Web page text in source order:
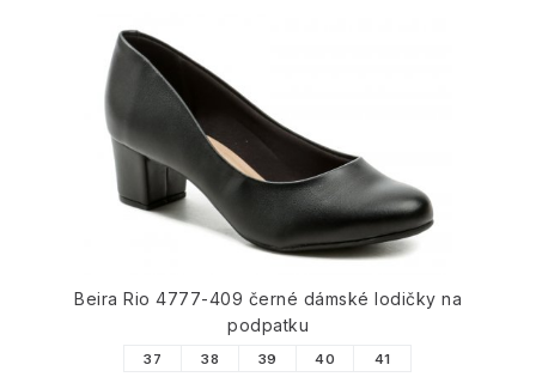
Beira Rio 4777-409 černé dámské lodičky na
podpatku
37 38 39 40 41